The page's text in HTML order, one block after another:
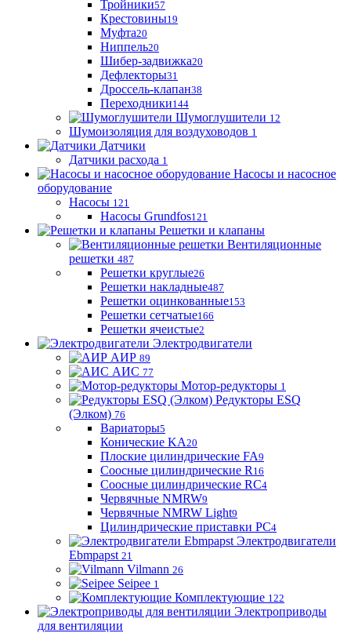
Тройники57
Крестовины19
Муфта20
Ниппель20
Шибер-задвижка20
Дефлекторы31
Дроссель-клапан38
Переходники144
Шумоглушители 12
Шумоизоляция для воздуховодов 1
Датчики
Датчики расхода 1
Насосы и насосное
оборудование
Насосы 121
Насосы Grundfos121
Решетки и клапаны
Вентиляционные
решетки 487
Решетки круглые26
Решетки накладные487
Решетки оцинкованные153
Решетки сетчатые166
Решетки ячеистые2
Электродвигатели
АИР 89
АИС 77
Мотор-редукторы 1
Редукторы ESQ
(Элком) 76
Вариаторы5
Конические KA20
Плоские цилиндрические FA9
Соосные цилиндрические R 16
Соосные цилиндрические RC4
Червячные NMRW9
Червячные NMRW Light9
Цилиндрические приставки PC4
Электродвигатели
Ebmpapst 21
Vilmann 26
Seipee 1
Комплектующие 122
Электроприводы
для вентиляции